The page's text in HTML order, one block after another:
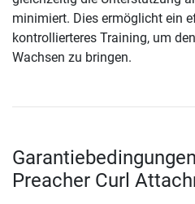
minimiert. Dies ermöglicht ein
kontrollierteres Training, um
Wachsen zu bringen.
Preacher Curl